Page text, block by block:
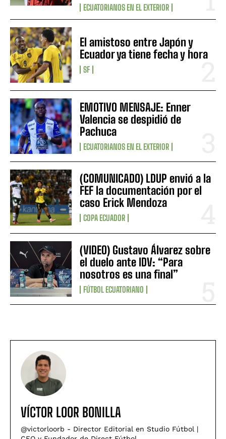
ECUATORIANOS EN EL EXTERIOR
El amistoso entre Japón y
Ecuador ya tiene fecha y hora
SF
EMOTIVO MENSAJE: Enner
Valencia se despidió de
Pachuca
ECUATORIANOS EN EL EXTERIOR
(COMUNICADO) LDUP envió a la
FEF la documentación por el
caso Erick Mendoza
COPA ECUADOR
(VIDEO) Gustavo Álvarez sobre
el duelo ante IDV: “Para
nosotros es una final”
FÚTBOL ECUATORIANO
VÍCTOR LOOR BONILLA
@victorloorb - Director Editorial en Studio Fútbol |